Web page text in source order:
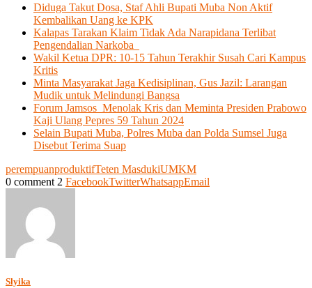
Diduga Takut Dosa, Staf Ahli Bupati Muba Non Aktif
Kembalikan Uang ke KPK
Kalapas Tarakan Klaim Tidak Ada Narapidana Terlibat
Pengendalian Narkoba
Wakil Ketua DPR: 10-15 Tahun Terakhir Susah Cari Kampus
Kritis
Minta Masyarakat Jaga Kedisiplinan, Gus Jazil: Larangan
Mudik untuk Melindungi Bangsa
Forum Jamsos Menolak Kris dan Meminta Presiden Prabowo
Kaji Ulang Pepres 59 Tahun 2024
Selain Bupati Muba, Polres Muba dan Polda Sumsel Juga
Disebut Terima Suap
perempuanproduktifTeten MasdukiUMKM
0 comment 2 FacebookTwitterWhatsappEmail
Slyika